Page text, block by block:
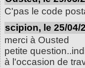
C'pas le code
scipion, le 25/04/
merci à Ousted
petite
à l'occasion de